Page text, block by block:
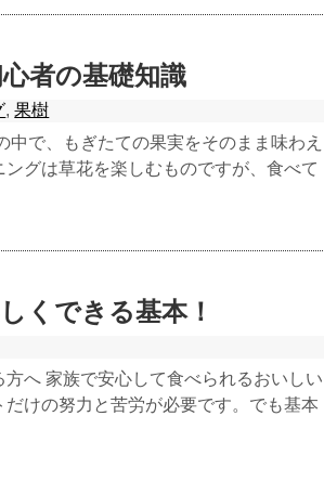
者の基礎知識
,果樹
中で、もぎたての果実をそのまま味わえ
グは草花を楽しむものですが、食べて
くできる基本！
へ 家族で安心して食べられるおいしい
けの努力と苦労が必要です。でも基本